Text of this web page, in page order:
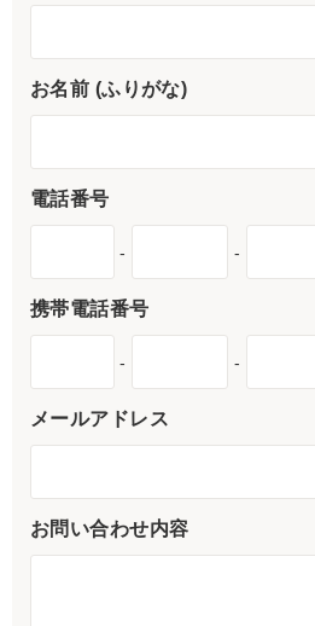
お名前 (ふりがな)
電話番号
- -
携帯電話番号
- -
メールアドレス
お問い合わせ内容